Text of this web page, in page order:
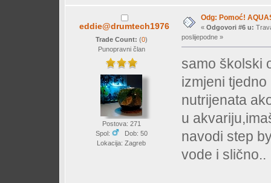
eddie@drumtech1976
Trade Count: (0)
Punopravni član
Postova: 271
Spol:
Dob: 50
Lokacija: Zagreb
Odg: Pomoć!
« Odgovori #6 u:
poslijepodne »
samo školski
izmjeni
nutrijenata
u
navodi step
vode i slično..